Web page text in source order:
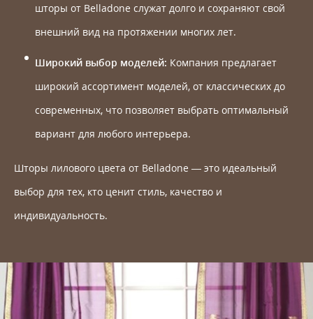
шторы от Belladone служат долго и сохраняют свой
внешний вид на протяжении многих лет.
Широкий выбор моделей: Компания предлагает
широкий ассортимент моделей, от классических до
современных, что позволяет выбрать оптимальный
вариант для любого интерьера.
Шторы лилового цвета от Belladone — это идеальный
выбор для тех, кто ценит стиль, качество и
индивидуальность.